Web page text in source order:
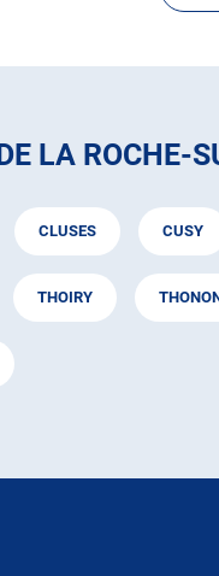
LA ROCHE-
CLUSES CUSY
THOIRY